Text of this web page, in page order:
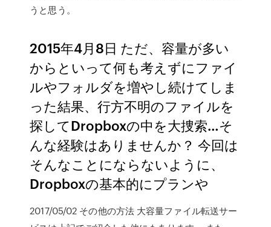
うと思う。
2015年4月8日 ただ、容量が多い
からといって何も考えずにファイ
ルやフォルダを増やし続けてしま
った結果、行方不明のファイルを
探してDropboxの中を大捜索…そ
んな経験はありませんか？ 今回は
そんなことにならないように、
Dropboxの基本的にプランや
2017/05/02 その他の方法 大容量ファイル転送サー